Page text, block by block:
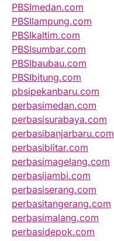
PBSImedan.com
PBSIlampung.com
PBSIkaltim.com
PBSIsumbar.com
PBSIbaubau.com
PBSIbitung.com
pbsipekanbaru.com
perbasimedan.com
perbasisurabaya.com
perbasibanjarbaru.com
perbasiblitar.com
perbasimagelang.com
perbasijambi.com
perbasiserang.com
perbasitangerang.com
perbasimalang.com
perbasidepok.com